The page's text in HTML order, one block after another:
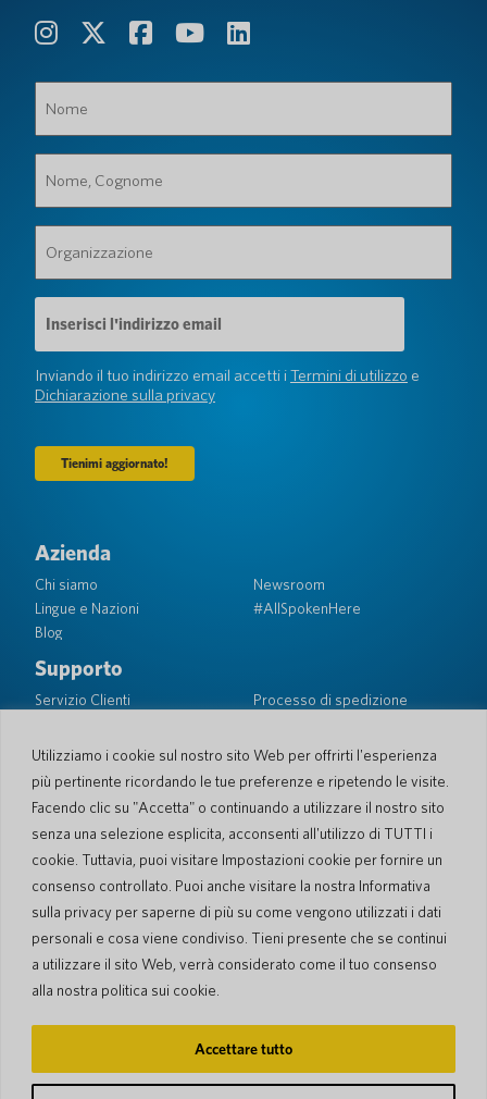
Utilizziamo i cookie sul nostro sito Web per offrirti l'esperienza
più pertinente ricordando le tue preferenze e ripetendo le visite.
Facendo clic su "Accetta" o continuando a utilizzare il nostro sito
senza una selezione esplicita, acconsenti all'utilizzo di TUTTI i
cookie. Tuttavia, puoi visitare Impostazioni cookie per fornire un
consenso controllato. Puoi anche visitare la nostra Informativa
sulla privacy per saperne di più su come vengono utilizzati i dati
personali e cosa viene condiviso. Tieni presente che se continui
a utilizzare il sito Web, verrà considerato come il tuo consenso
alla nostra politica sui cookie.
Accettare tutto
(Obbligatorio)
Cognome
(Obbligatorio)
(Obbligatorio)
Indirizzo
e-
mail
(Obbligatorio)
Inviando il tuo indirizzo email accetti iTermini di utilizzo e
Dichiarazione sulla privacy
Azienda
Chi siamo
Lingue e Nazioni
Blog
Newsroom
#AllSpokenHere
Supporto
Servizio Clienti
Processo di spedizione
Sicurezza PocketTalk
Contattaci
Richiesta Vendite aziendali
Gestione dei Cookie
Impostazioni dei cookie
Dichiarazione sulla privacy
Condizioni d'uso del sito web